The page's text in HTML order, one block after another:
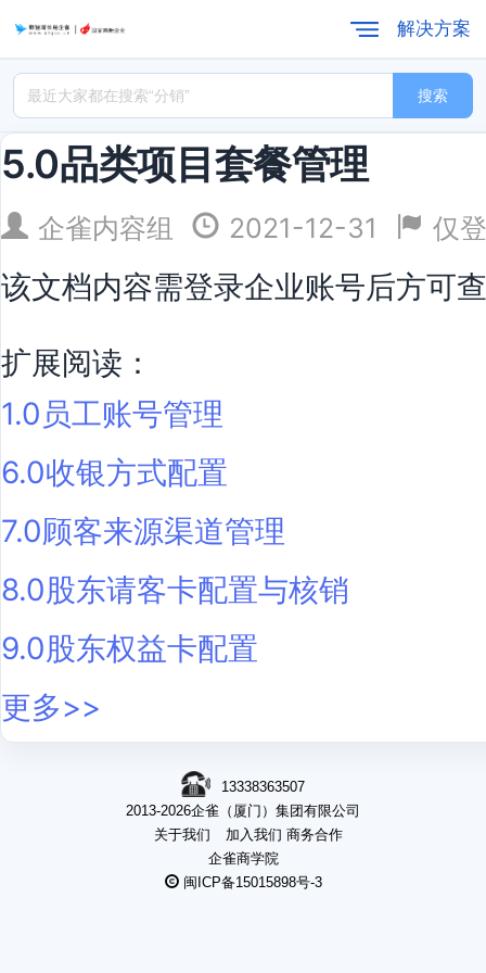
解决方案
搜索
5.0品类项目套餐管理
企雀内容组 2021-12-31 仅
该文档内容需登录企业账号后方可
扩展阅读：
1.0员工账号管理
6.0收银方式配置
7.0顾客来源渠道管理
8.0股东请客卡配置与核销
9.0股东权益卡配置
更多>>
13338363507
2013-2026企雀（厦门）集团有限公司
关于我们
加入我们 商务合作
企雀商学院
闽ICP备15015898号-3